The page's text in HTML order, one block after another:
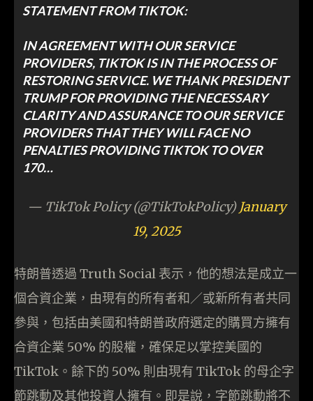
STATEMENT FROM TIKTOK:
IN AGREEMENT WITH OUR SERVICE
PROVIDERS, TIKTOK IS IN THE PROCESS OF
RESTORING SERVICE. WE THANK PRESIDENT
TRUMP FOR PROVIDING THE NECESSARY
CLARITY AND ASSURANCE TO OUR SERVICE
PROVIDERS THAT THEY WILL FACE NO
PENALTIES PROVIDING TIKTOK TO OVER
170…
— TikTok Policy (@TikTokPolicy) January
19, 2025
特朗普透過 Truth Social 表示，他的想法是成立一
個合資企業，由現有的所有者和／或新所有者共同
參與，包括由美國和特朗普政府選定的購買方擁有
合資企業 50% 的股權，確保足以掌控美國的
TikTok。餘下的 50% 則由現有 TikTok 的母企字
節跳動及其他投資人擁有。即是說，字節跳動將不